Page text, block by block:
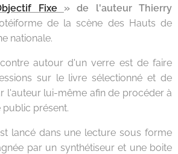
Fixe » de l'auteur Thierry
de la scène des Hauts de
nationale.
autour d'un verre est de faire
sur le livre sélectionné et de
l'auteur lui-même afin de procéder à
public présent.
lancé dans une lecture sous forme
par un synthétiseur et une boite